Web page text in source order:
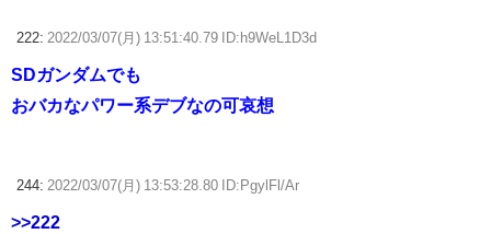
222: 2022/03/07(月) 13:51:40.79 ID:h9WeL1D3d
SDガンダムでも
おバカなパワー系デブなの可哀想
244: 2022/03/07(月) 13:53:28.80 ID:PgylFl/Ar
>>222